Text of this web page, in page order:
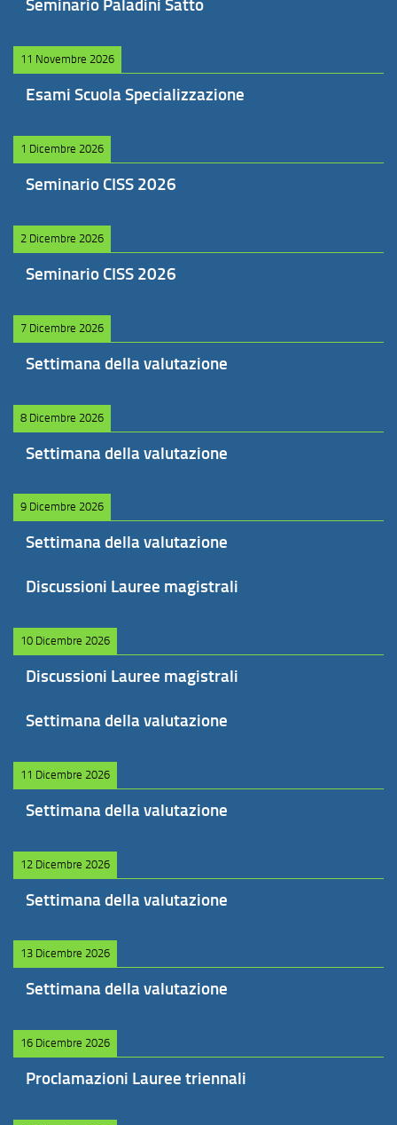
Seminario Paladini Satto
11 Novembre 2026
Esami Scuola Specializzazione
1 Dicembre 2026
Seminario CISS 2026
2 Dicembre 2026
Seminario CISS 2026
7 Dicembre 2026
Settimana della valutazione
8 Dicembre 2026
Settimana della valutazione
9 Dicembre 2026
Settimana della valutazione
Discussioni Lauree magistrali
10 Dicembre 2026
Discussioni Lauree magistrali
Settimana della valutazione
11 Dicembre 2026
Settimana della valutazione
12 Dicembre 2026
Settimana della valutazione
13 Dicembre 2026
Settimana della valutazione
16 Dicembre 2026
Proclamazioni Lauree triennali